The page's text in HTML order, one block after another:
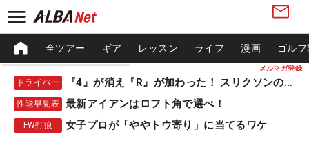
メルマガ登録
全ツアー ギア レッスン ライフ 漫画 ゴル
ドライバー 『4』が消え『R』が加わった！ スリクソンの新作
性能早見表 最新アイアンはロフト角で選べ！
FW打痕 女子プロが「ややトウ寄り」に当てるワケ